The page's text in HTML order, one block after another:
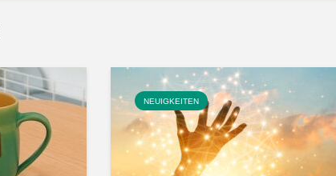
NEUIGKEITEN